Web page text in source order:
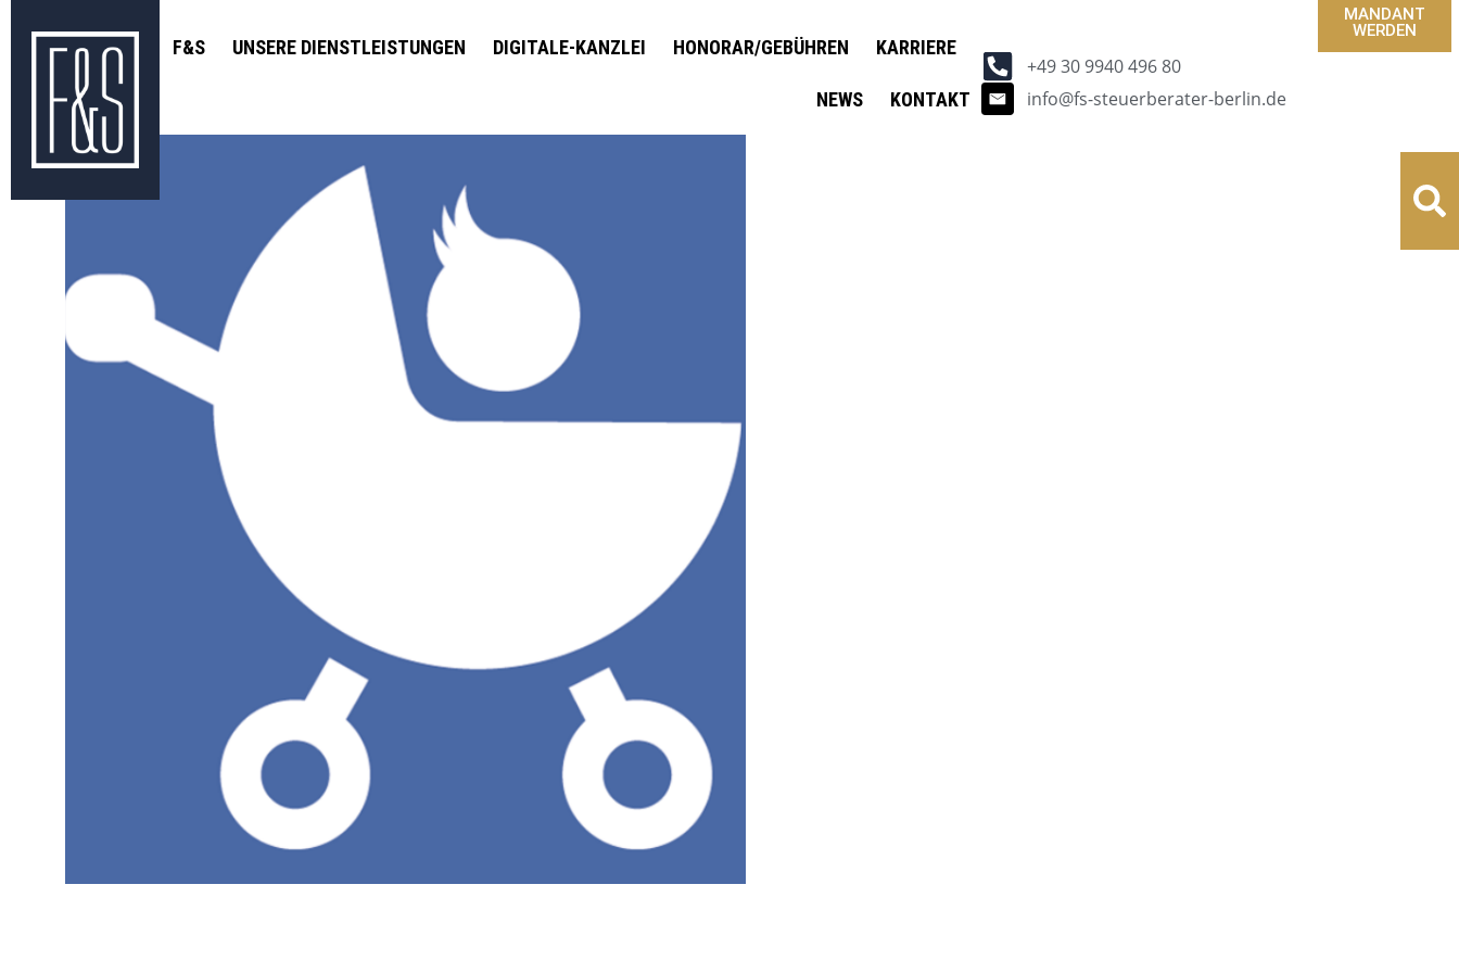
MANDANT
WERDEN
+49 30 9940 496 80
info@fs-steuerberater-berlin.de
F&S UNSERE DIENSTLEISTUNGEN DIGITALE-KANZLEI HONORAR/GEBÜHREN KARRIERE
NEWS KONTAKT